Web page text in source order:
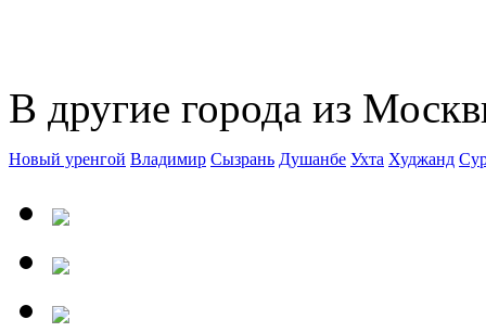
В другие города из
Новый уренгой Владимир Сызрань Душанбе Ухта Худжанд